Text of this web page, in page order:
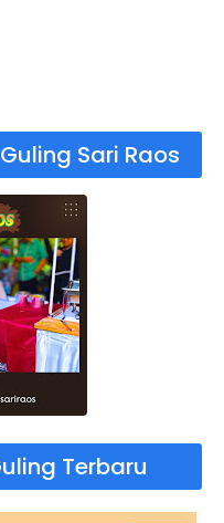
Sari Raos
Terbaru